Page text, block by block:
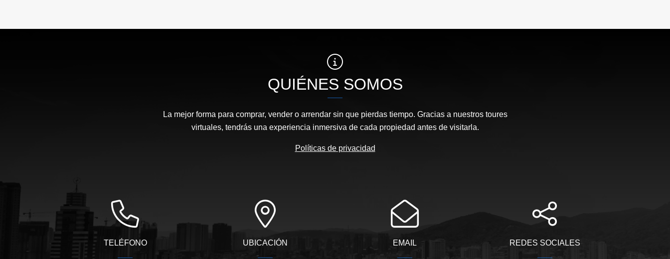
QUIÉNES SOMOS
La mejor forma para comprar, vender o arrendar sin que pierdas tiempo. Gracias a nuestros toures
virtuales, tendrás una experiencia inmersiva de cada propiedad antes de visitarla.
Políticas de privacidad
TELÉFONO UBICACIÓN EMAIL REDES SOCIALES